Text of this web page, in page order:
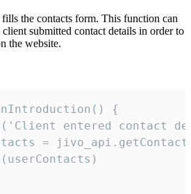
the contacts form. This function can
submitted contact details in order to
the website.
{
entered contact
=